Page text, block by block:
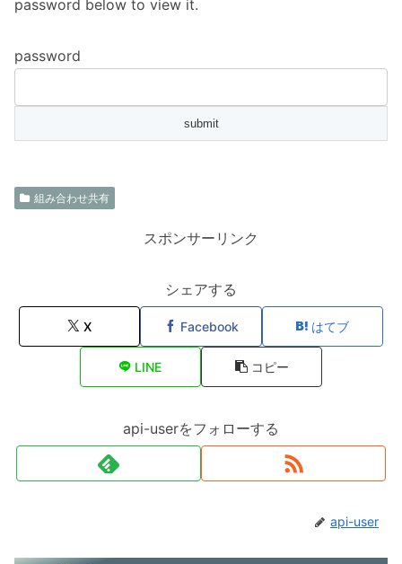
password below to view it.
password
組み合わせ共有
スポンサーリンク
シェアする
X Facebook はてブ
LINE コピー
api-userをフォローする
api-user